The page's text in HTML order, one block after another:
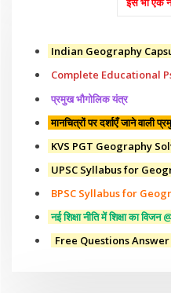
Indian Geography
Complete Educational
प्रमुख भौगोलिक यंत्र
मानचित्रों पर दर्शाएँ जाने वाली
KVS PGT Geography
UPSC Syllabus for
BPSC Syllabus for
नई शिक्षा नीति में शिक्षा का विजन
Free Questions